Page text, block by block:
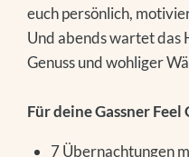
euch persönlich,
Und abends wartet das
Genuss und wohliger
Für deine Gassner
7 Übernachtungen